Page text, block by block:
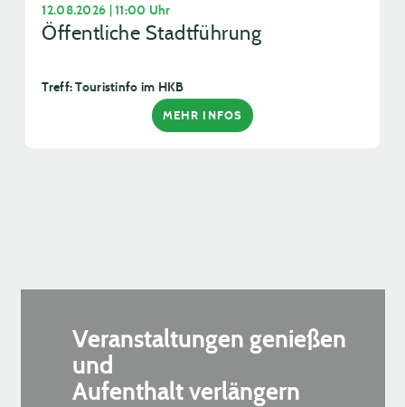
12.08.2026 | 11:00 Uhr
Öffentliche Stadtführung
Treff: Touristinfo im HKB
MEHR INFOS
Veranstaltungen genießen
und
Aufenthalt verlängern